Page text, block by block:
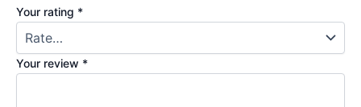
Your rating *
Your review *